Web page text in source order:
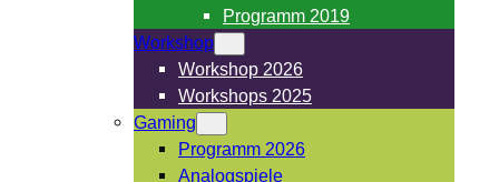
Programm 2019
Workshop
Workshop 2026
Workshops 2025
Gaming
Programm 2026
Analogspiele